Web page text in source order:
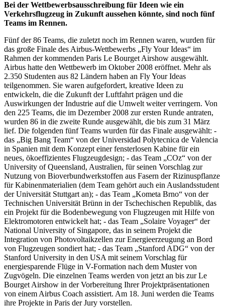
Bei der Wettbewerbsausschreibung für Ideen wie ein
Verkehrsflugzeug in Zukunft aussehen könnte, sind noch fünf
Teams im Rennen.
Fünf der 86 Teams, die zuletzt noch im Rennen waren, wurden für
das große Finale des Airbus-Wettbewerbs „Fly Your Ideas“ im
Rahmen der kommenden Paris Le Bourget Airshow ausgewählt.
Airbus hatte den Wettbewerb im Oktober 2008 eröffnet. Mehr als
2.350 Studenten aus 82 Ländern haben an Fly Your Ideas
teilgenommen. Sie waren aufgefordert, kreative Ideen zu
entwickeln, die die Zukunft der Luftfahrt prägen und die
Auswirkungen der Industrie auf die Umwelt weiter verringern. Von
den 225 Teams, die im Dezember 2008 zur ersten Runde antraten,
wurden 86 in die zweite Runde ausgewählt, die bis zum 31 März
lief. Die folgenden fünf Teams wurden für das Finale ausgewählt: -
das „Big Bang Team“ von der Universidad Polytecnica de Valencia
in Spanien mit dem Konzept einer fensterlosen Kabine für ein
neues, ökoeffizientes Flugzeugdesign; - das Team „COz“ von der
University of Queensland, Australien, für seinen Vorschlag zur
Nutzung von Bioverbundwerkstoffen aus Fasern der Rizinuspflanze
für Kabinenmaterialien (dem Team gehört auch ein Auslandsstudent
der Universität Stuttgart an); - das Team „Kometa Brno“ von der
Technischen Universität Brünn in der Tschechischen Republik, das
ein Projekt für die Bodenbewegung von Flugzeugen mit Hilfe von
Elektromotoren entwickelt hat; - das Team „Solaire Voyager“ der
National University of Singapore, das in seinem Projekt die
Integration von Photovoltaikzellen zur Energieerzeugung an Bord
von Flugzeugen sondiert hat; - das Team „Stanford ADG“ von der
Stanford University in den USA mit seinem Vorschlag für
energiesparende Flüge in V-Formation nach dem Muster von
Zugvögeln. Die einzelnen Teams werden von jetzt an bis zur Le
Bourget Airshow in der Vorbereitung Ihrer Projektpräsentationen
von einem Airbus Coach assistiert. Am 18. Juni werden die Teams
ihre Projekte in Paris der Jury vorstellen.